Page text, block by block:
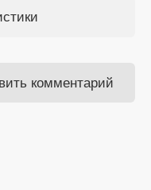
комментарий